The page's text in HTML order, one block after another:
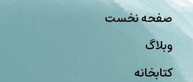
صفحه نخست
وبلاگ
کتابخانه